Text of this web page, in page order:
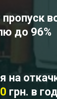
до 96%
на
грн. в год